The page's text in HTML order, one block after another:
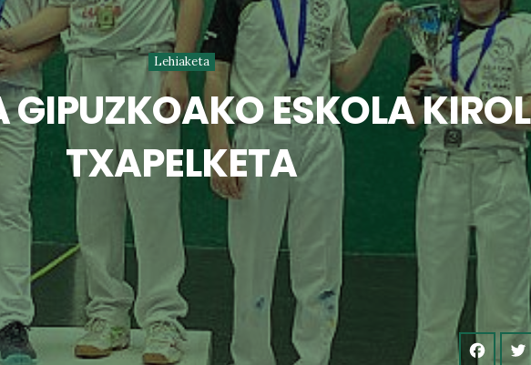
Lehiaketa
ESKOLA
TXAPELKETA